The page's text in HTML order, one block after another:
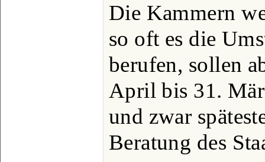
Die Kammern
so oft es die
berufen, sollen
April bis 31.
und zwar
Beratung des